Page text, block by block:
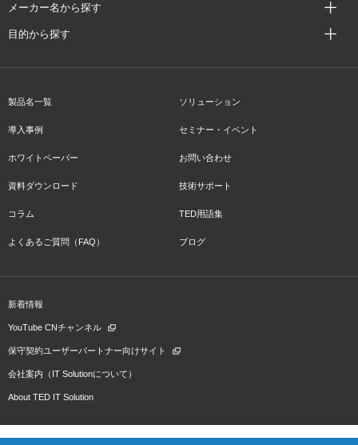
メーカー名から探す
目的から探す
製品名一覧 ソリューション
導入事例 セミナー・イベント
ホワイトペーパー お問い合わせ
資料ダウンロード 技術サポート
コラム TED用語集
よくあるご質問（FAQ） ブログ
新着情報
YouTube CNチャンネル
保守契約ユーザーパートナー向けサイト
会社案内（IT Solutionについて）
About TED IT Solution